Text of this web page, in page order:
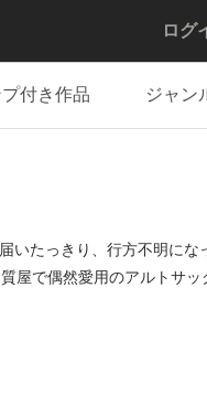
ログ
付き作品 ジャン
いたっきり、行方不明に
屋で偶然愛用のアルトサ